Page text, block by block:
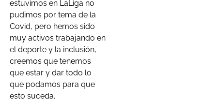
estuvimos en LaLiga no
pudimos por tema de la
Covid, pero hemos sido
muy activos trabajando en
el deporte y la inclusión,
creemos que tenemos
que estar y dar todo lo
que podamos para que
esto suceda.